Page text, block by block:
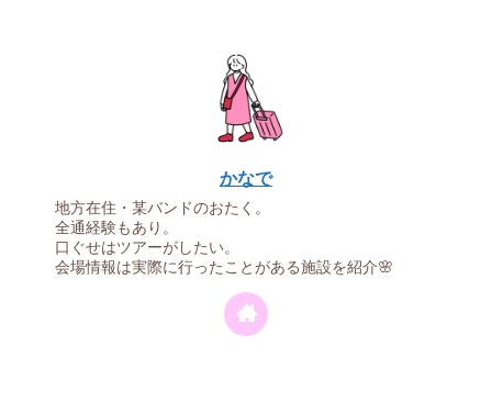
かなで
地方在住・某バンドのおたく。
全通経験もあり。
口ぐせはツアーがしたい。
会場情報は実際に行ったことがある施設を紹介🌸